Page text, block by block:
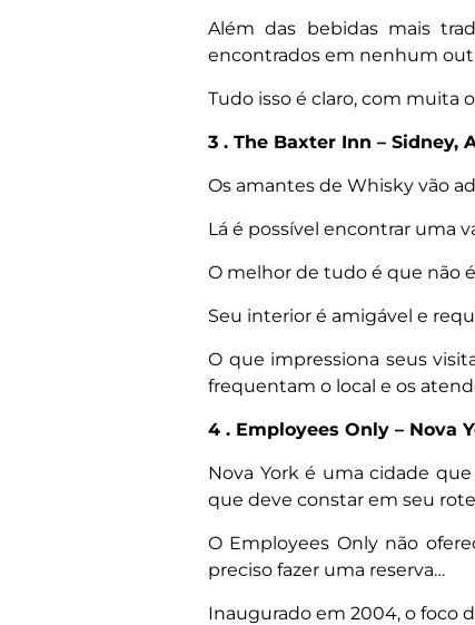
Além das bebidas mais
encontrados em nenhum
Tudo isso é claro, com muita
3 . The Baxter Inn – Sidney,
Os amantes de Whisky vão
Lá é possível encontrar uma
O melhor de tudo é que não
Seu interior é amigável e
O que impressiona seus
frequentam o local e os
4 . Employees Only – Nova
Nova York é uma cidade
que deve constar em seu
O Employees Only não
preciso fazer uma reserva…
Inaugurado em 2004, o foco